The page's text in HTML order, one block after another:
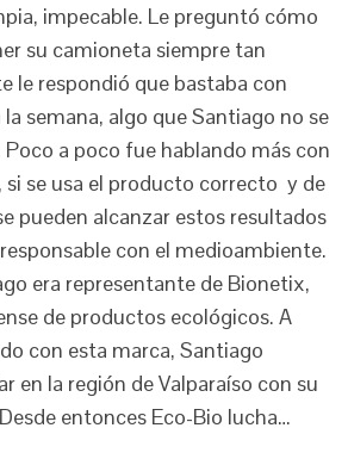
impecable. Le preguntó cómo
su camioneta siempre tan
le respondió que bastaba con
semana, algo que Santiago no se
a poco fue hablando más con
si se usa el producto correcto y de
pueden alcanzar estos resultados
con el medioambiente.
era representante de Bionetix,
de productos ecológicos. A
con esta marca, Santiago
en la región de Valparaíso con su
entonces Eco-Bio lucha…